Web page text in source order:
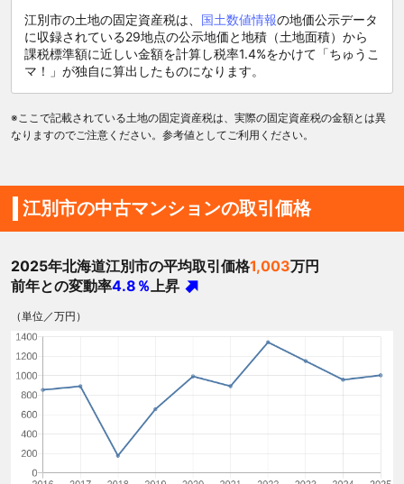
江別市の土地の固定資産税は、 国土数値情報の地価公示データ
に収録されている29地点の公示地価と地積（土地面積）から
課税標準額に近しい金額を計算し税率1.4%をかけて「ちゅうこ
マ！」が独自に算出したものになります。
※ここで記載されている土地の固定資産税は、実際の固定資産税の金額とは異
なりますのでご注意ください。参考値としてご利用ください。
江別市の中古マンションの取引価格
2025年北海道江別市の平均取引価格1,003万円
前年との変動率4.8％ 上昇
（単位／万円）